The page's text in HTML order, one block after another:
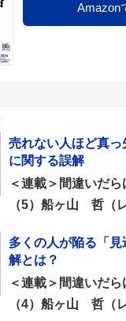
Amazon
売れない人ほど真っ
に関する誤解
＜連載＞間違いだ
（5）船ヶ山 哲（
多くの人が陥る「
解とは？
＜連載＞間違いだ
（4）船ヶ山 哲（